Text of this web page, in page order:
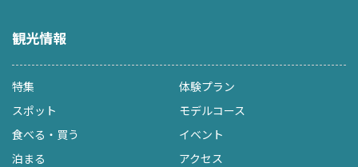
観光情報
特集
体験プラン
スポット
モデルコース
食べる・買う
イベント
泊まる
アクセス